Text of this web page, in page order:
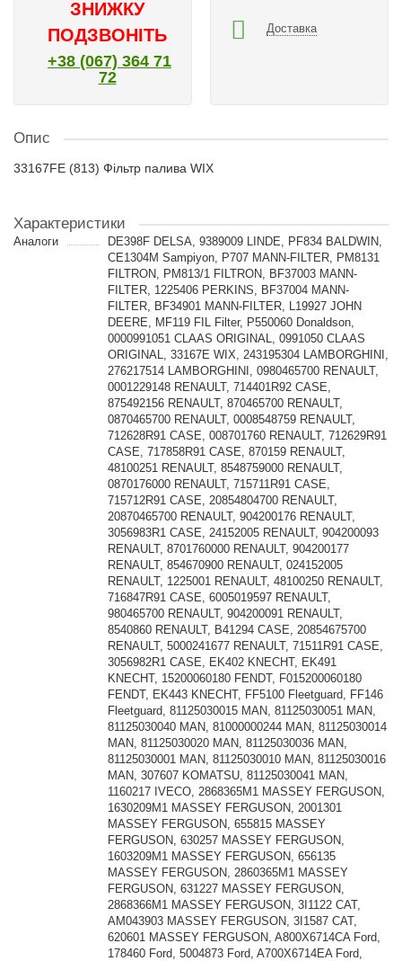
ЗНИЖКУ
ПОДЗВОНІТЬ
+38 (067) 364 71
72
Доставка
Опис
33167FE (813) Фільтр палива WIX
Характеристики
Аналоги
DE398F DELSA, 9389009 LINDE, PF834 BALDWIN,
CE1304M Sampiyon, P707 MANN-FILTER, PM8131
FILTRON, PM813/1 FILTRON, BF37003 MANN-
FILTER, 1225406 PERKINS, BF37004 MANN-
FILTER, BF34901 MANN-FILTER, L19927 JOHN
DEERE, MF119 FIL Filter, P550060 Donaldson,
0000991051 CLAAS ORIGINAL, 0991050 CLAAS
ORIGINAL, 33167E WIX, 243195304 LAMBORGHINI,
276217514 LAMBORGHINI, 0980465700 RENAULT,
0001229148 RENAULT, 714401R92 CASE,
875492156 RENAULT, 870465700 RENAULT,
0870465700 RENAULT, 0008548759 RENAULT,
712628R91 CASE, 008701760 RENAULT, 712629R91
CASE, 717858R91 CASE, 870159 RENAULT,
48100251 RENAULT, 8548759000 RENAULT,
0870176000 RENAULT, 715711R91 CASE,
715712R91 CASE, 20854804700 RENAULT,
20870465700 RENAULT, 904200176 RENAULT,
3056983R1 CASE, 24152005 RENAULT, 904200093
RENAULT, 8701760000 RENAULT, 904200177
RENAULT, 854670900 RENAULT, 024152005
RENAULT, 1225001 RENAULT, 48100250 RENAULT,
716847R91 CASE, 6005019597 RENAULT,
980465700 RENAULT, 904200091 RENAULT,
8540860 RENAULT, B41294 CASE, 20854675700
RENAULT, 5000241677 RENAULT, 71511R91 CASE,
3056982R1 CASE, EK402 KNECHT, EK491
KNECHT, 15200060180 FENDT, F015200060180
FENDT, EK443 KNECHT, FF5100 Fleetguard, FF146
Fleetguard, 81125030015 MAN, 81125030051 MAN,
81125030040 MAN, 81000000244 MAN, 81125030014
MAN, 81125030020 MAN, 81125030036 MAN,
81125030001 MAN, 81125030010 MAN, 81125030016
MAN, 307607 KOMATSU, 81125030041 MAN,
1160217 IVECO, 2868365M1 MASSEY FERGUSON,
1630209M1 MASSEY FERGUSON, 2001301
MASSEY FERGUSON, 655815 MASSEY
FERGUSON, 630257 MASSEY FERGUSON,
1603209M1 MASSEY FERGUSON, 656135
MASSEY FERGUSON, 2860365M1 MASSEY
FERGUSON, 631227 MASSEY FERGUSON,
2868366M1 MASSEY FERGUSON, 3I1122 CAT,
AM043903 MASSEY FERGUSON, 3I1587 CAT,
620601 MASSEY FERGUSON, A800X6714CA Ford,
178460 Ford, 5004873 Ford, A700X6714EA Ford,